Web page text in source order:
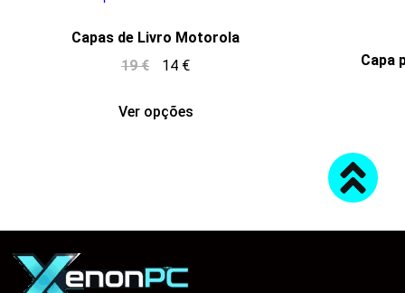
Capas de Livro Motorola
19€ 14 €
Ver opções
Capa